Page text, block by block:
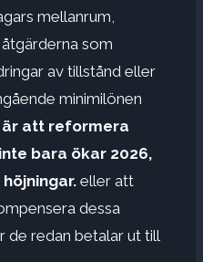
mellanrum,
som
av tillstånd eller
minimilönen
är att reformera
bara ökar 2026,
eller att
dessa
de redan betalar ut till